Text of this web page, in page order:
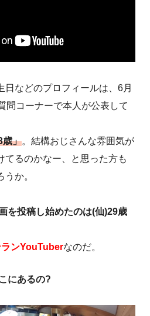
日などのプロフィールは、6月
問コーナーで本人が公表して
歳」。結構おじさんな雰囲気が
てるのかなー、と思った方も
か。
を投稿し始めたのは(仙)29歳
ンYouTuberなのだ。
にあるの?